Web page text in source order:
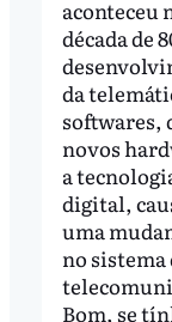
aconteceu
década de
da
softwares,
novos
a
digital,
uma
no sistema
Bom, se